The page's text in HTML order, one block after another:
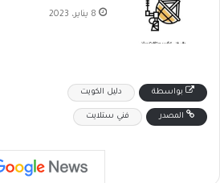
8 يناير، 2023
بواسطة دليل الكويت
المصدر فني ستلايت